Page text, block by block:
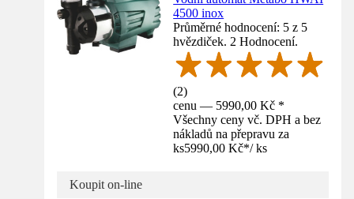
4500 inox
Průměrné hodnocení: 5 z 5
hvězdiček. 2 Hodnocení.
(2)
cenu — 5990,00 Kč *
Všechny ceny vč. DPH a bez
nákladů na přepravu za
ks5990,00 Kč*/ ks
Koupit on-line